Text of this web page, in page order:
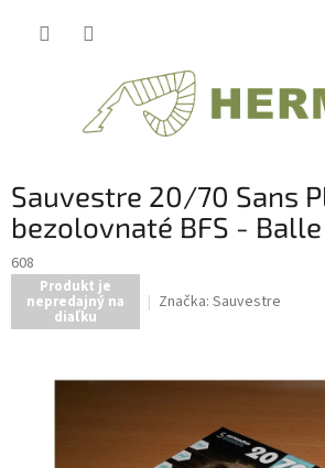
Sauvestre 20/70 Sans
bezolovnaté BFS -
608
Produkt je
nepredajný na
diaľku
Značka: Sauvestre